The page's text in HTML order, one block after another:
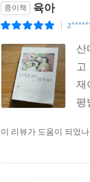
종이책 육아
산
고
재
평
이 리뷰가 도움이 되었